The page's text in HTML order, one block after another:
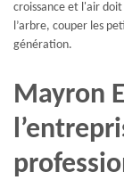
croissance et l'air
l’arbre, couper les
génération.
Mayron